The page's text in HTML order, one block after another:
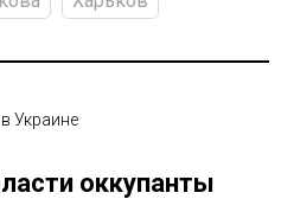
Украине
оккупанты